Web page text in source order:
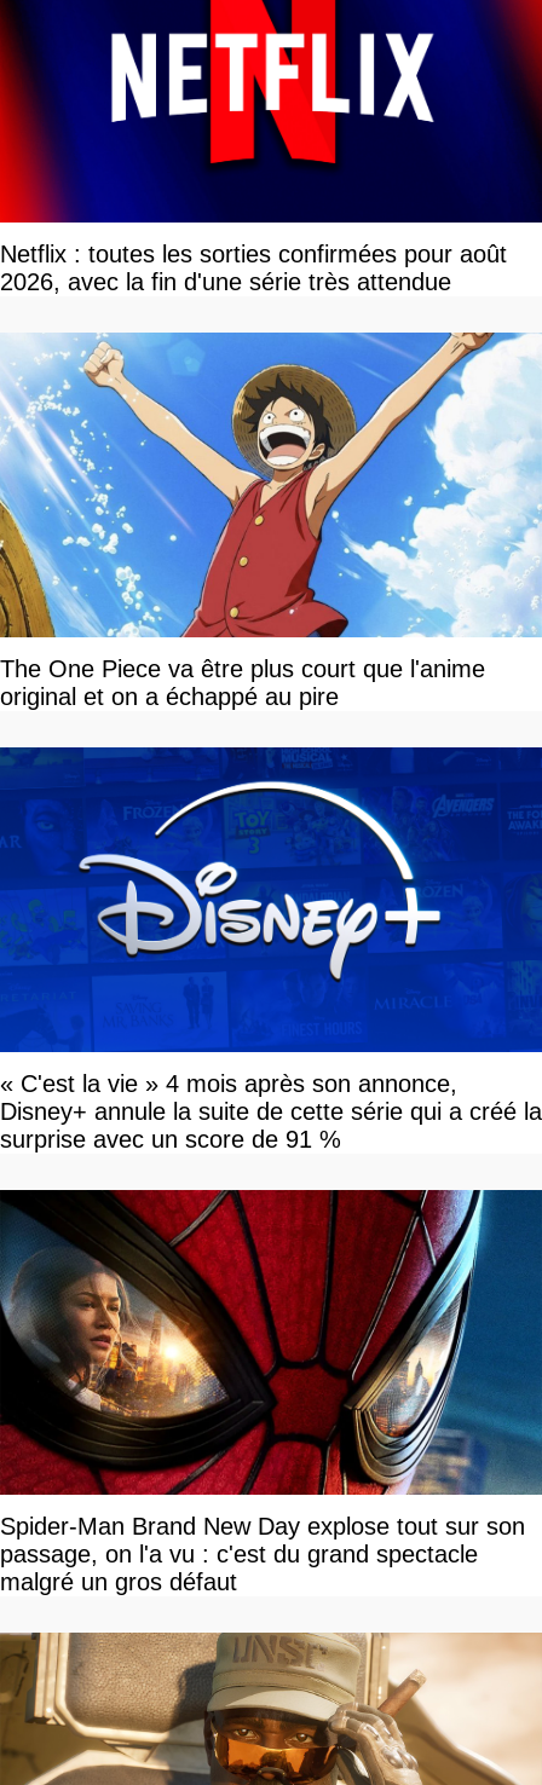
Netflix : toutes les sorties confirmées pour août
2026, avec la fin d'une série très attendue
The One Piece va être plus court que l'anime
original et on a échappé au pire
« C'est la vie » 4 mois après son annonce,
Disney+ annule la suite de cette série qui a créé la
surprise avec un score de 91 %
Spider-Man Brand New Day explose tout sur son
passage, on l'a vu : c'est du grand spectacle
malgré un gros défaut